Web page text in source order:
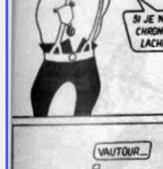
La CA à
La
ORGANE